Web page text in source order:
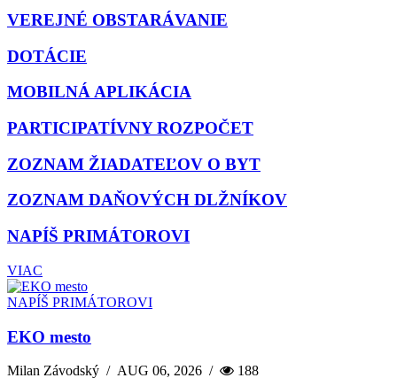
VEREJNÉ OBSTARÁVANIE
DOTÁCIE
MOBILNÁ APLIKÁCIA
PARTICIPATÍVNY ROZPOČET
ZOZNAM ŽIADATEĽOV O BYT
ZOZNAM DAŇOVÝCH DLŽNÍKOV
NAPÍŠ PRIMÁTOROVI
VIAC
NAPÍŠ PRIMÁTOROVI
EKO mesto
Milan Závodský /AUG 06, 2026 / 188